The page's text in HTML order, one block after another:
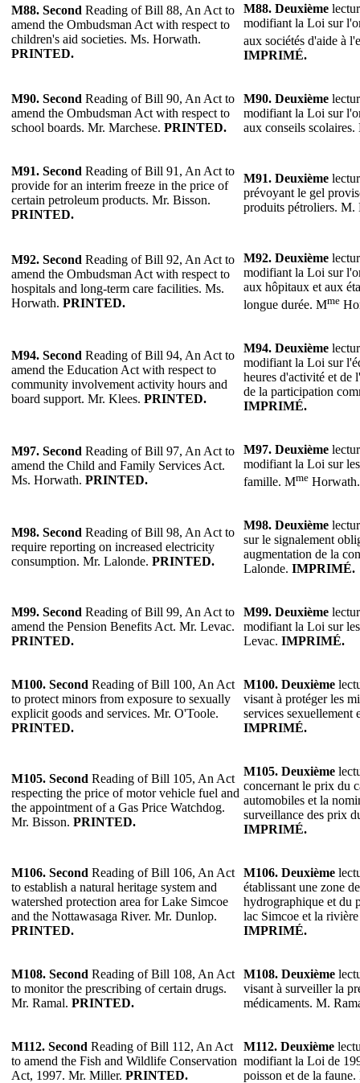
M88. Second Reading of Bill 88, An Act to
amend the Ombudsman Act with respect to
children's aid societies. Ms. Horwath.
PRINTED.
M88. Deuxième
modifiant la Loi sur
aux sociétés d'aide à
IMPRIMÉ.
M90. Second Reading of Bill 90, An Act to
amend the Ombudsman Act with respect to
school boards. Mr. Marchese. PRINTED.
M90. Deuxième
modifiant la Loi sur
aux conseils
M91. Second Reading of Bill 91, An Act to
provide for an interim freeze in the price of
certain petroleum products. Mr. Bisson.
PRINTED.
M91. Deuxième
prévoyant le gel
produits pétroliers.
M92. Second Reading of Bill 92, An Act to
amend the Ombudsman Act with respect to
hospitals and long-term care facilities. Ms.
Horwath. PRINTED.
M92. Deuxième
modifiant la Loi sur
aux hôpitaux et aux
longue durée. Mme
M94. Second Reading of Bill 94, An Act to
amend the Education Act with respect to
community involvement activity hours and
board support. Mr. Klees. PRINTED.
M94. Deuxième
modifiant la Loi sur
heures d'activité et de
de la participation
IMPRIMÉ.
M97. Second Reading of Bill 97, An Act to
amend the Child and Family Services Act.
Ms. Horwath. PRINTED.
M97. Deuxième
modifiant la Loi sur
famille. Mme
M98. Second Reading of Bill 98, An Act to
require reporting on increased electricity
consumption. Mr. Lalonde. PRINTED.
M98. Deuxième
sur le signalement
augmentation de la
Lalonde. IMPRIMÉ.
M99. Second Reading of Bill 99, An Act to
amend the Pension Benefits Act. Mr. Levac.
PRINTED.
M99. Deuxième
modifiant la Loi sur
Levac. IMPRIMÉ.
M100. Second Reading of Bill 100, An Act
to protect minors from exposure to sexually
explicit goods and services. Mr. O'Toole.
PRINTED.
M100. Deuxième
visant à protéger les
services
IMPRIMÉ.
M105. Second Reading of Bill 105, An Act
respecting the price of motor vehicle fuel and
the appointment of a Gas Price Watchdog.
Mr. Bisson. PRINTED.
M105. Deuxième
concernant le prix du
automobiles et la
surveillance des prix
IMPRIMÉ.
M106. Second Reading of Bill 106, An Act
to establish a natural heritage system and
watershed protection area for Lake Simcoe
and the Nottawasaga River. Mr. Dunlop.
PRINTED.
M106. Deuxième
établissant une zone
hydrographique et du
lac Simcoe et la
IMPRIMÉ.
M108. Second Reading of Bill 108, An Act
to monitor the prescribing of certain drugs.
Mr. Ramal. PRINTED.
M108. Deuxième
visant à surveiller la
médicaments. M.
M112. Second Reading of Bill 112, An Act
to amend the Fish and Wildlife Conservation
Act, 1997. Mr. Miller. PRINTED.
M112. Deuxième
modifiant la Loi de
poisson et de la